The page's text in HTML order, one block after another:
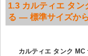
1.3 カルティエ タン
る — 標準サイズか
カルティエ タンク MC